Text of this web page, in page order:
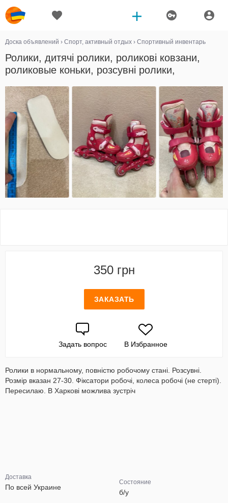
Доска объявлений › Спорт, активный отдых › Спортивный инвентарь
Ролики, дитячі ролики, роликові ковзани,
роликовые коньки, розсувні ролики,
350 грн
ЗАКАЗАТЬ
Задать вопрос В Избранное
Ролики в нормальному, повністю робочому стані. Розсувні.
Розмір вказан 27-30. Фіксатори робочі, колеса робочі (не стерті).
Пересилаю. В Харкові можлива зустріч
Доставка
По всей Украине
Состояние
б/у